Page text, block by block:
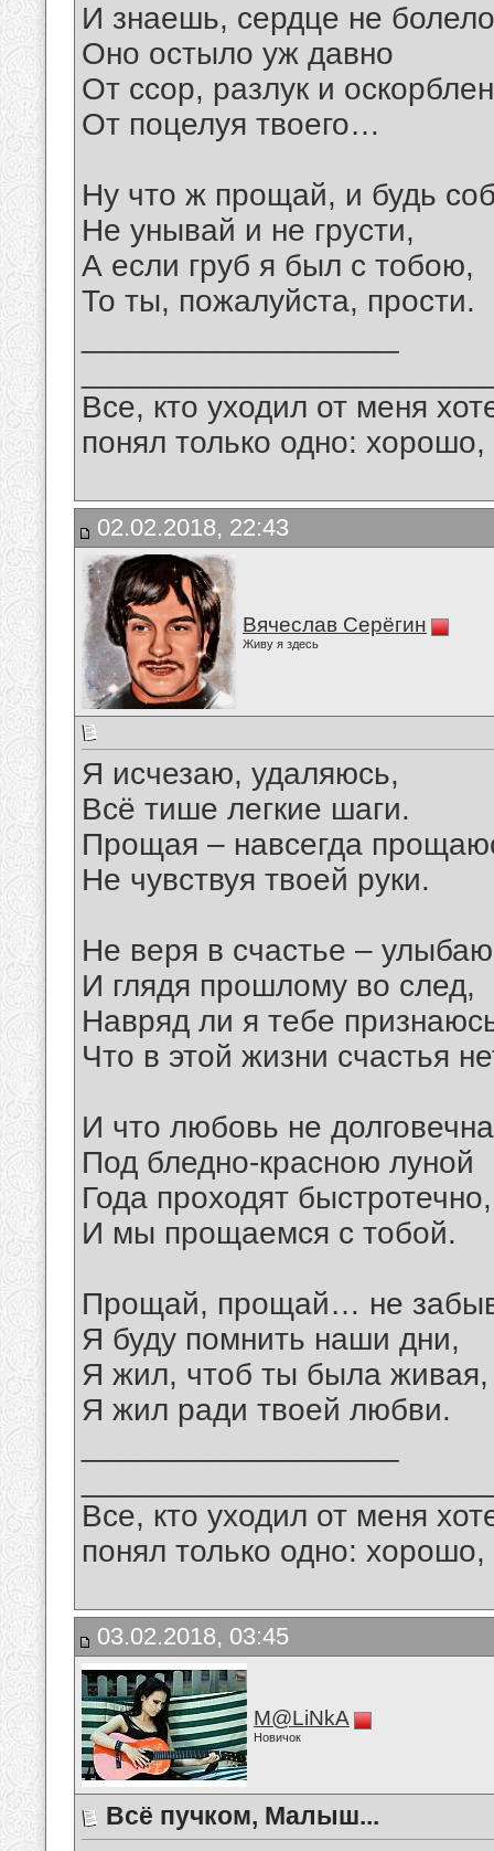
И знаешь, сердце не
Оно остыло уж давно
От ссор, разлук и
От поцелуя твоего…
Ну что ж прощай, и будь
Не унывай и не грусти,
А если груб я был с тобою,
То ты, пожалуйста, прости.
Все, кто уходил от меня
понял только одно:
02.02.2018, 22:43
Вячеслав Серёгин
Живу я здесь
Я исчезаю, удаляюсь,
Всё тише легкие шаги.
Прощая – навсегда
Не чувствуя твоей руки.
Не веря в счастье –
И глядя прошлому во след,
Навряд ли я тебе
Что в этой жизни счастья
И что любовь не
Под бледно-красною луной
Года проходят быстротечно,
И мы прощаемся с тобой.
Прощай, прощай… не
Я буду помнить наши дни,
Я жил, чтоб ты была живая,
Я жил ради твоей любви.
Все, кто уходил от меня
понял только одно:
03.02.2018, 03:45
M@LiNkA
Новичок
Всё пучком, Малыш...